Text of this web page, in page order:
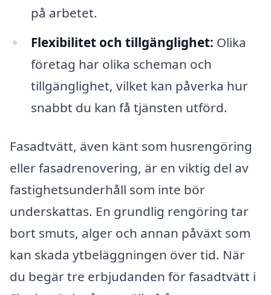
på arbetet.
Flexibilitet och tillgänglighet: Olika
företag har olika scheman och
tillgänglighet, vilket kan påverka hur
snabbt du kan få tjänsten utförd.
Fasadtvätt, även känt som husrengöring
eller fasadrenovering, är en viktig del av
fastighetsunderhåll som inte bör
underskattas. En grundlig rengöring tar
bort smuts, alger och annan påväxt som
kan skada ytbeläggningen över tid. När
du begär tre erbjudanden för fasadtvätt i